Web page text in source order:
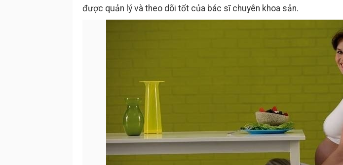
được quản lý và theo dõi tốt của bác sĩ chuyên khoa sản.